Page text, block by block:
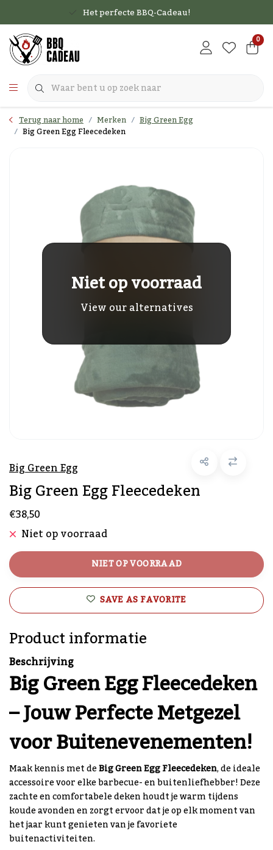
Het perfecte BBQ-Cadeau!
0
Terug naar home Merken Big Green Egg
Big Green Egg Fleecedeken
Niet op voorraad
View our alternatives
Big Green Egg
Big Green Egg Fleecedeken
€38,50
Niet op voorraad
NIET OP VOORRAAD
SAVE AS FAVORITE
Product informatie
Beschrijving
Big Green Egg Fleecedeken
– Jouw Perfecte Metgezel
voor Buitenevenementen!
Maak kennis met deBig Green Egg Fleecedeken, de ideale
accessoire voor elke barbecue- en buitenliefhebber! Deze
zachte en comfortabele deken houdt je warm tijdens
koude avonden en zorgt ervoor dat je op elk moment van
het jaar kunt genieten van je favoriete
buitenactiviteiten.